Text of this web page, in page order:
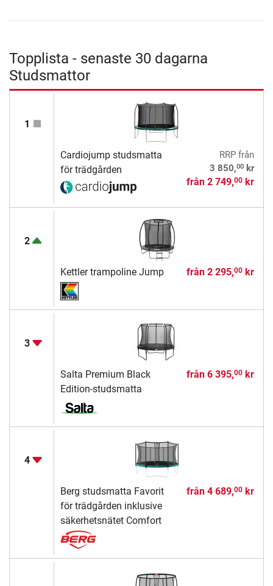
Topplista - senaste 30 dagarna
Studsmattor
1
Cardiojump studsmatta
för trädgården
RRPfrån
3 850,00kr
från 2 749,00kr
2
Kettler trampoline Jump från 2 295,00kr
3
Salta Premium Black
Edition-studsmatta
från 6 395,00kr
4
Berg studsmatta Favorit
för trädgården inklusive
säkerhetsnätet Comfort
från 4 689,00kr